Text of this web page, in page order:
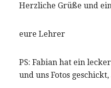
Herzliche Grüße und
eure Lehrer
PS: Fabian hat ein
und uns Fotos